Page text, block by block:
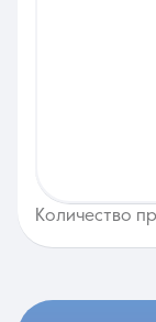
Количество